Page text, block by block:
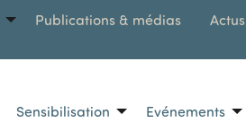
Sensibilisation Evénements
Publications & médias Actus